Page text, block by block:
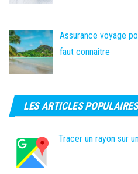
Assurance voyage
faut connaître
LES ARTICLES
Tracer un rayon sur